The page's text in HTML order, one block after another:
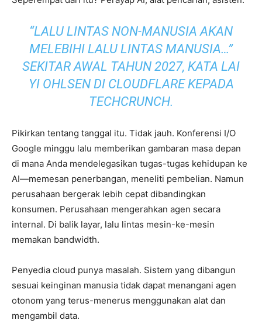
“LALU LINTAS NON-MANUSIA AKAN
MELEBIHI LALU LINTAS MANUSIA…”
SEKITAR AWAL TAHUN 2027, KATA LAI
YI OHLSEN DI CLOUDFLARE KEPADA
TECHCRUNCH.
Pikirkan tentang tanggal itu. Tidak jauh. Konferensi I/O
Google minggu lalu memberikan gambaran masa depan
di mana Anda mendelegasikan tugas-tugas kehidupan ke
AI—memesan penerbangan, meneliti pembelian. Namun
perusahaan bergerak lebih cepat dibandingkan
konsumen. Perusahaan mengerahkan agen secara
internal. Di balik layar, lalu lintas mesin-ke-mesin
memakan bandwidth.
Penyedia cloud punya masalah. Sistem yang dibangun
sesuai keinginan manusia tidak dapat menangani agen
otonom yang terus-menerus menggunakan alat dan
mengambil data.